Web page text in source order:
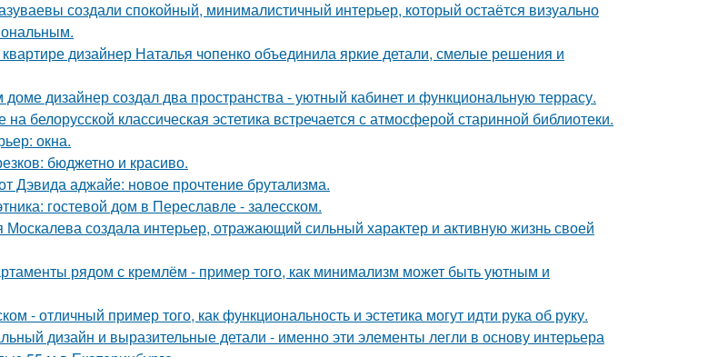
создали спокойный, минималистичный интерьер, который остаётся визуально
дизайнер Наталья чопенко объединила яркие детали, смелые решения и
доме дизайнер создал два пространства - уютный кабинет и функциональную террасу.
белорусской классическая эстетика встречается с атмосферой старинной библиотеки.
окна.
бюджетно и красиво.
Дэвида аджайе: новое прочтение брутализма.
гостевой дом в Переславле - залесском.
создала интерьер, отражающий сильный характер и активную жизнь своей
рядом с кремлём - пример того, как минимализм может быть уютным и
- отличный пример того, как функциональность и эстетика могут идти рука об руку.
дизайн и выразительные детали - именно эти элементы легли в основу интерьера